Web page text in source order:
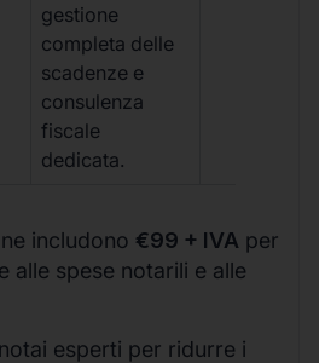
gestione
completa delle
scadenze e
consulenza
fiscale
dedicata.
includono €99 + IVA per
alle spese notarili e alle
esperti per ridurre i